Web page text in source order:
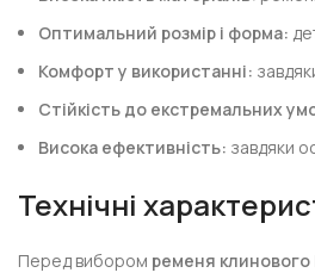
Оптимальний розмір і форма:
Комфорт у використанні:
Стійкість до екстремальних
Висока ефективність: завдяки
Технічні
Перед вибором ременя клинового